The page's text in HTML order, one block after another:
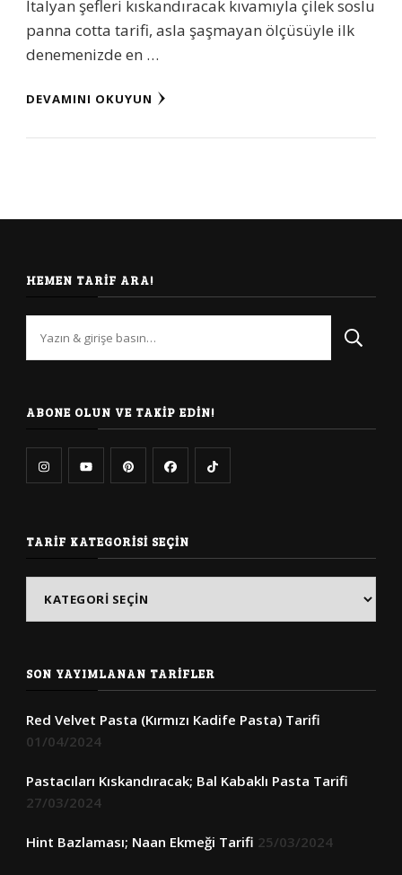
İtalyan şefleri kıskandıracak kıvamıyla çilek soslu
panna cotta tarifi, asla şaşmayan ölçüsüyle ilk
denemenizde en …
DEVAMINI OKUYUN
HEMEN TARIF ARA!
arıyorsunuz?
ABONE OLUN VE TAKIP EDIN!
TARIF KATEGORISI SEÇIN
SON YAYIMLANAN TARIFLER
Red Velvet Pasta (Kırmızı Kadife Pasta) Tarifi
01/04/2024
Pastacıları Kıskandıracak; Bal Kabaklı Pasta Tarifi
27/03/2024
Hint Bazlaması; Naan Ekmeği Tarifi 25/03/2024